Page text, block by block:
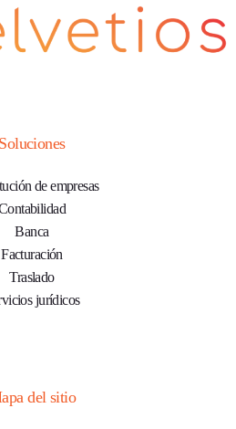
Soluciones
de empresas
Banca
Facturación
Traslado
jurídicos
del sitio